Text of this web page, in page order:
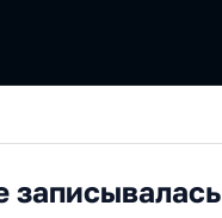
записывалась